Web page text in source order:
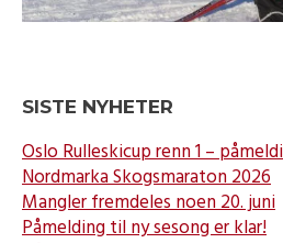
SISTE NYHETER
Oslo Rulleskicup renn 1 –
Nordmarka Skogsmaraton 2026
Mangler fremdeles noen 20. juni
Påmelding til ny sesong er klar!